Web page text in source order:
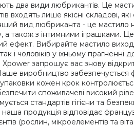
два види любрикантів. Це
входять лише якісні
вид любриканта - це мастило
а також з інтимними іграшками.
ефект. Вибирайте мастило
і чоловіків у їхньому
Xpower запрошує вас знову
виробництво забезпечується
кожен крок
споживачеві високий
стандартів гігієни та
продукція відповідає
(рослин, мікроелементів та